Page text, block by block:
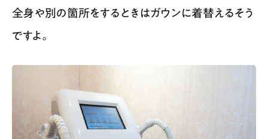
全身や別の箇所をするときはガウンに着替えるそう
ですよ。